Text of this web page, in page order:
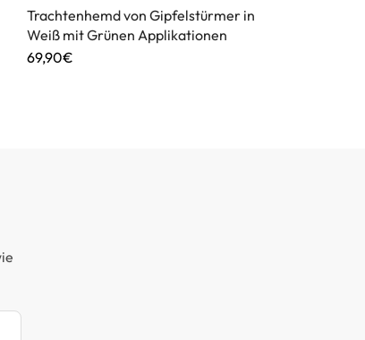
Trachtenhemd von Gipfelstürmer in
Weiß mit Grünen Applikationen
69,90€